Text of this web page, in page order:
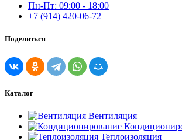
Пн-Пт: 09:00 - 18:00
+7 (914) 420-06-72
Поделиться
Каталог
Вентиляция
Теплоизоляция